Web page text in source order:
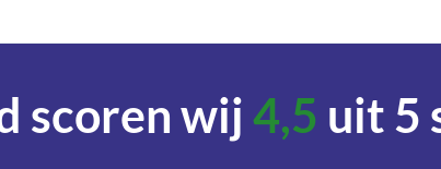
scoren wij4,5 uit 5